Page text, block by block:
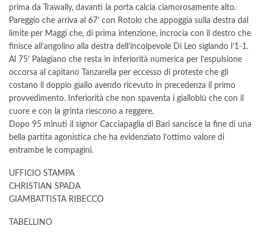
prima da Trawally, davanti la porta calcia clamorosamente alto.
Pareggio che arriva al 67’ con Rotolo che appoggia sulla destra dal
limite per Maggi che, di prima intenzione, incrocia con il destro che
finisce all’angolino alla destra dell’incolpevole Di Leo siglando l’1-1.
Al 75’ Palagiano che resta in inferiorità numerica per l’espulsione
occorsa al capitano Tanzarella per eccesso di proteste che gli
costano il doppio giallo avendo ricevuto in precedenza il primo
provvedimento. Inferiorità che non spaventa i gialloblù che con il
cuore e con la grinta riescono a reggere.
Dopo 95 minuti il signor Cacciapaglia di Bari sancisce la fine di una
bella partita agonistica che ha evidenziato l’ottimo valore di
entrambe le compagini.
UFFICIO STAMPA
CHRISTIAN SPADA
GIAMBATTISTA RIBECCO
TABELLINO